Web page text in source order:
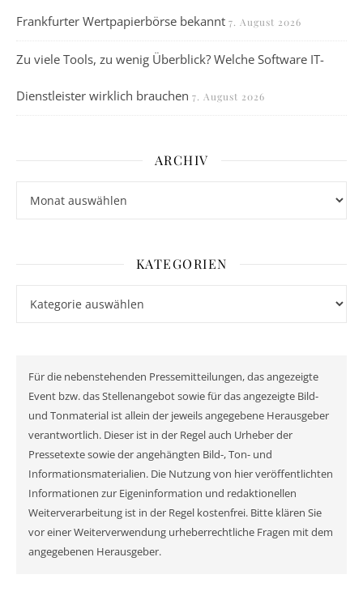
Frankfurter Wertpapierbörse bekannt 7. August 2026
Zu viele Tools, zu wenig Überblick? Welche Software IT-
Dienstleister wirklich brauchen 7. August 2026
ARCHIV
KATEGORIEN
Für die nebenstehenden Pressemitteilungen, das angezeigte
Event bzw. das Stellenangebot sowie für das angezeigte Bild-
und Tonmaterial ist allein der jeweils angegebene Herausgeber
verantwortlich. Dieser ist in der Regel auch Urheber der
Pressetexte sowie der angehängten Bild-, Ton- und
Informationsmaterialien. Die Nutzung von hier veröffentlichten
Informationen zur Eigeninformation und redaktionellen
Weiterverarbeitung ist in der Regel kostenfrei. Bitte klären Sie
vor einer Weiterverwendung urheberrechtliche Fragen mit dem
angegebenen Herausgeber.